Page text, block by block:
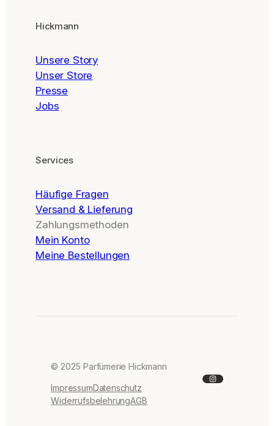
Hickmann
Unsere Story
Unser Store
Presse
Jobs
Services
Häufige Fragen
Versand & Lieferung
Zahlungsmethoden
Mein Konto
Meine Bestellungen
© 2025 Parfümerie Hickmann
ImpressumDatenschutz
WiderrufsbelehrungAGB
Instagram